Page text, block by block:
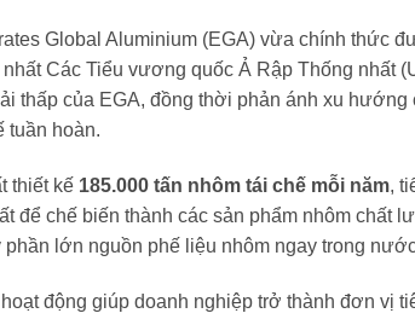
Global Aluminium (EGA) vừa chính thức
Các Tiểu vương quốc Ả Rập Thống nhất
thấp của EGA, đồng thời phản ánh xu
tuần hoàn.
thiết kế 185.000 tấn nhôm tái chế mỗi năm,
để chế biến thành các sản phẩm nhôm chất
lớn nguồn phế liệu nhôm ngay trong
động giúp doanh nghiệp trở thành đơn vị